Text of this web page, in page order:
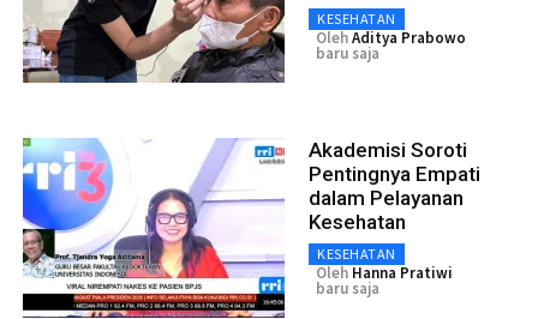
KESEHATAN
OlehAditya Prabowo
baru saja
Akademisi Soroti
Pentingnya Empati
dalam Pelayanan
Kesehatan
KESEHATAN
Oleh Hanna Pratiwi
baru saja